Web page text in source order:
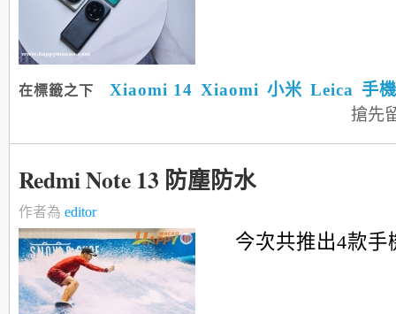
在標籤之下 Xiaomi 14 Xiaomi 小米 Leica 手機
搶先
Redmi Note 13 防塵防水
作者為 editor
今次共推出4款